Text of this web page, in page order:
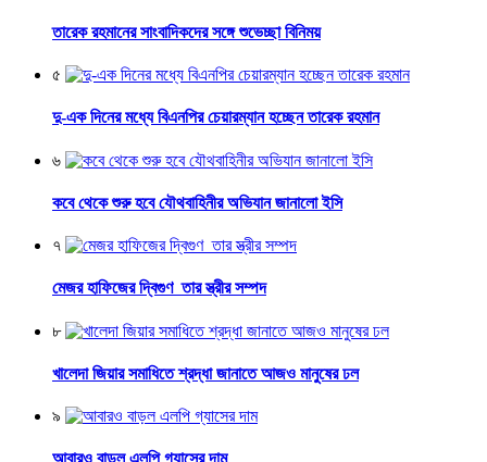
তারেক রহমানের সাংবাদিকদের সঙ্গে শুভেচ্ছা বিনিময়
৫
দু-এক দিনের মধ্যে বিএনপির চেয়ারম্যান হচ্ছেন তারেক রহমান
৬
কবে থেকে শুরু হবে যৌথবাহিনীর অভিযান জানালো ইসি
৭
মেজর হাফিজের দ্বিগুণ তার স্ত্রীর সম্পদ
৮
খালেদা জিয়ার সমাধিতে শ্রদ্ধা জানাতে আজও মানুষের ঢল
৯